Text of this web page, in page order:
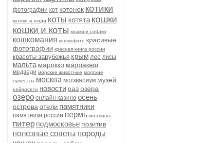
фотографии кот котенок котики
котики и люди коты котята кошки
кошки и коты кошки и собаки
кошкомания кошкофото красивые
фотографии красная книга россии
красоты зарубежья крым лес лисы
мальта марокко марракеш
медведи морские животные морские
существа москва москвариум музей
нейросети новостиоаэозера
озеро онлайн казино осень
острова отели памятники
памятники россии пермь пингвины
питер подмосковье позитив
полезные советы породы